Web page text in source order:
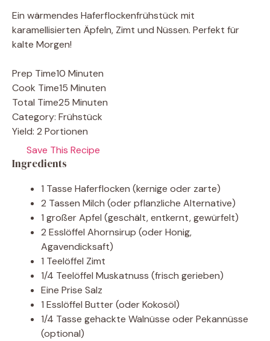
Ein wärmendes Haferflockenfrühstück mit
karamellisierten Äpfeln, Zimt und Nüssen. Perfekt für
kalte Morgen!
Prep Time10 Minuten
Cook Time15 Minuten
Total Time25 Minuten
Category: Frühstück
Yield: 2 Portionen
Save This Recipe
Ingredients
1 Tasse Haferflocken (kernige oder zarte)
2 Tassen Milch (oder pflanzliche Alternative)
1 großer Apfel (geschält, entkernt, gewürfelt)
2 Esslöffel Ahornsirup (oder Honig,
Agavendicksaft)
1 Teelöffel Zimt
1/4 Teelöffel Muskatnuss (frisch gerieben)
Eine Prise Salz
1 Esslöffel Butter (oder Kokosöl)
1/4 Tasse gehackte Walnüsse oder Pekannüsse
(optional)